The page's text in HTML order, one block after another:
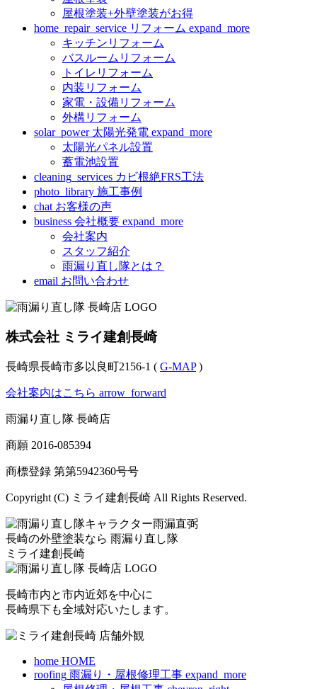
屋根塗装+外壁塗装がお得
home_repair_service リフォーム expand_more
キッチンリフォーム
バスルームリフォーム
トイレリフォーム
内装リフォーム
家電・設備リフォーム
外構リフォーム
solar_power 太陽光発電 expand_more
太陽光パネル設置
蓄電池設置
cleaning_services カビ根絶FRS工法
photo_library 施工事例
chat お客様の声
business 会社概要 expand_more
会社案内
スタッフ紹介
雨漏り直し隊とは？
email お問い合わせ
株式会社 ミライ建創長崎
長崎県長崎市多以良町2156-1 ( G-MAP)
会社案内はこちら arrow_forward
雨漏り直し隊 長崎店
商願 2016-085394
商標登録 第第5942360号号
Copyright (C) ミライ建創長崎 All Rights Reserved.
長崎の外壁塗装なら 雨漏り直し隊
ミライ建創長崎
長崎市内と市内近郊を中心に
長崎県下も全域対応いたします。
home HOME
roofing 雨漏り・屋根修理工事 expand_more